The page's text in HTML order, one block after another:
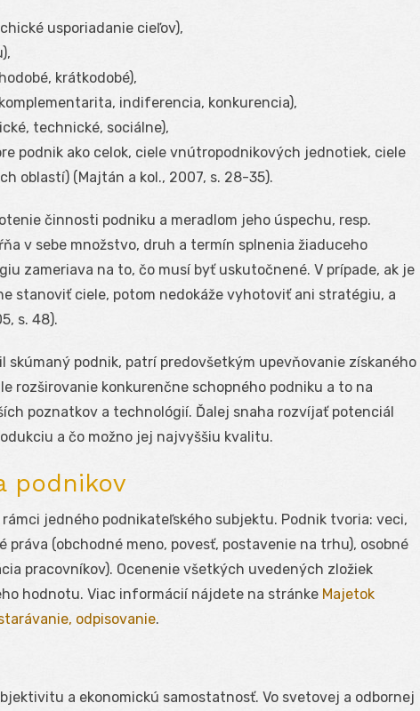
usporiadanie cieľov),
krátkodobé),
indiferencia, konkurencia),
technické, sociálne),
podnik ako celok, ciele vnútropodnikových jednotiek, ciele
oblastí) (Majtán a kol., 2007, s. 28-35).
činnosti podniku a meradlom jeho úspechu, resp.
v sebe množstvo, druh a termín splnenia žiaduceho
zameriava na to, čo musí byť uskutočnené. V prípade, ak je
stanoviť ciele, potom nedokáže vyhotoviť ani stratégiu, a
s. 48).
skúmaný podnik, patrí predovšetkým upevňovanie získaného
rozširovanie konkurenčne schopného podniku a to na
poznatkov a technológií. Ďalej snaha rozvíjať potenciál
a čo možno jej najvyššiu kvalitu.
podnikov
jedného podnikateľského subjektu. Podnik tvoria: veci,
práva (obchodné meno, povesť, postavenie na trhu), osobné
pracovníkov). Ocenenie všetkých uvedených zložiek
hodnotu. Viac informácií nájdete na stránke Majetok
odpisovanie.
a ekonomickú samostatnosť. Vo svetovej a odbornej